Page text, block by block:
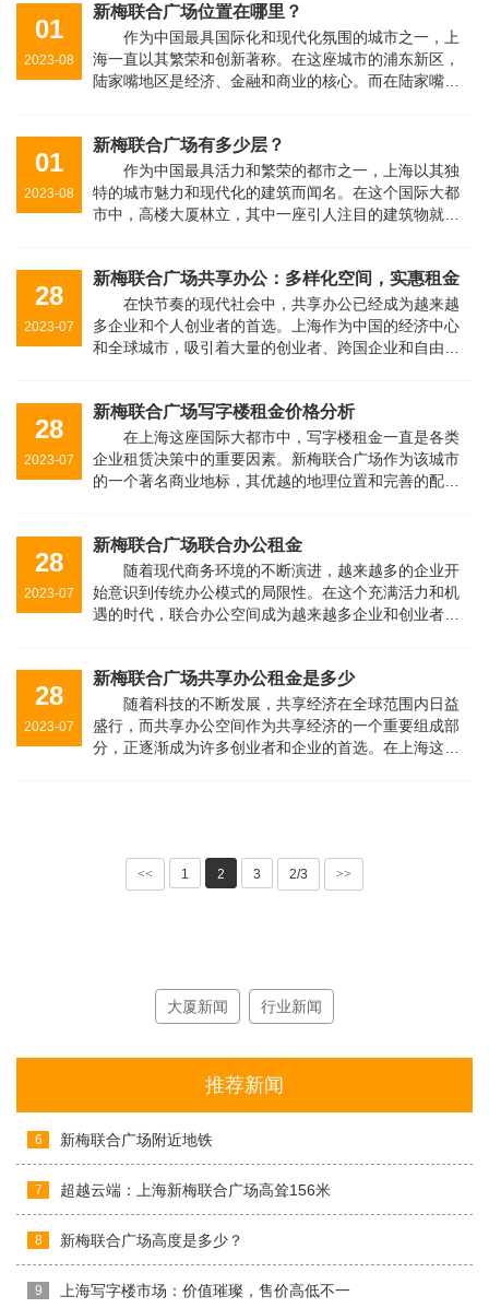
大厦新闻 行业新闻
推荐新闻
6 新梅联合广场附近地铁
7 超越云端：上海新梅联合广场高耸156米
8 新梅联合广场高度是多少？
9 上海写字楼市场：价值璀璨，售价高低不一
01
2023-08
新梅联合广场位置在哪里？
作为中国最具国际化和现代化氛围的城市之一，上
海一直以其繁荣和创新著称。在这座城市的浦东新区，
陆家嘴地区是经济、金融和商业的核心。而在陆家嘴的
01
2023-08
新梅联合广场有多少层？
作为中国最具活力和繁荣的都市之一，上海以其独
特的城市魅力和现代化的建筑而闻名。在这个国际大都
市中，高楼大厦林立，其中一座引人注目的建筑物就是
28
2023-07
新梅联合广场共享办公：多样化空间，实惠租金
在快节奏的现代社会中，共享办公已经成为越来越
多企业和个人创业者的首选。上海作为中国的经济中心
和全球城市，吸引着大量的创业者、跨国企业和自由职
28
2023-07
新梅联合广场写字楼租金价格分析
在上海这座国际大都市中，写字楼租金一直是各类
企业租赁决策中的重要因素。新梅联合广场作为该城市
的一个著名商业地标，其优越的地理位置和完善的配套
28
2023-07
新梅联合广场联合办公租金
随着现代商务环境的不断演进，越来越多的企业开
始意识到传统办公模式的局限性。在这个充满活力和机
遇的时代，联合办公空间成为越来越多企业和创业者的
28
2023-07
新梅联合广场共享办公租金是多少
随着科技的不断发展，共享经济在全球范围内日益
盛行，而共享办公空间作为共享经济的一个重要组成部
分，正逐渐成为许多创业者和企业的首选。在上海这座
<< 1 2 3 2/3 >>